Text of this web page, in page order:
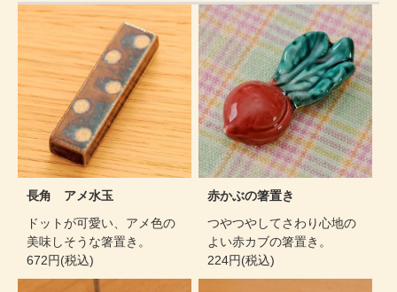
長角 アメ水玉
ドットが可愛い、アメ色の
美味しそうな箸置き。
672円(税込)
赤かぶの箸置き
つやつやしてさわり心地の
よい赤カブの箸置き。
224円(税込)